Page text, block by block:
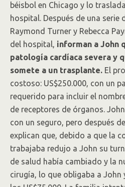
béisbol en Chicago y lo
hospital. Después de una serie
Raymond Turner y Rebecca
del hospital, informan a John
patología cardíaca severa y
somete a un trasplante. El
costoso: US$250.000, con un
requerido para incluir el
de receptores de órganos.
con un seguro, pero después
explican que, debido a que la
trabajaba redujo a John su
de salud había cambiado y la
cirugía, lo que obligaba a John